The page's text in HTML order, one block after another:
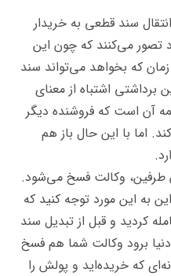
سند قطعی به خریدار
تصور می‌کنند که چون این
که بخواهد می‌تواند سند
برداشتی اشتباه از معنای
آن است که فروشنده دیگر
اما با این حال باز هم
طرفین، وکالت فسخ می‌شود.
به این مورد توجه کنید که
کردید و قبل از تبدیل سند
برود وکالت شما هم فسخ
که خریده‌اید و پولش را